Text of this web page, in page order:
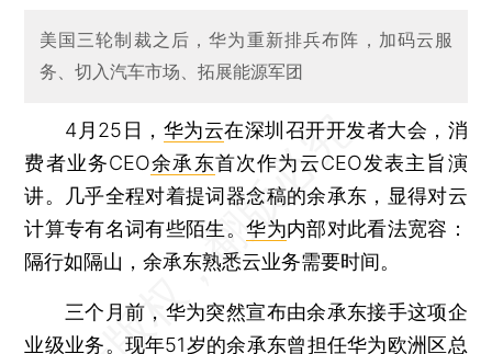
美国三轮制裁之后，华为重新排兵布阵，加码云服
务、切入汽车市场、拓展能源军团
4月25日， 华为云在深圳召开开发者大会，消
费者业务CEO余承东首次作为云CEO发表主旨演
讲。几乎全程对着提词器念稿的余承东，显得对云
计算专有名词有些陌生。华为内部对此看法宽容：
隔行如隔山，余承东熟悉云业务需要时间。
三个月前，华为突然宣布由余承东接手这项企
业级业务。现年51岁的余承东曾担任华为欧洲区总